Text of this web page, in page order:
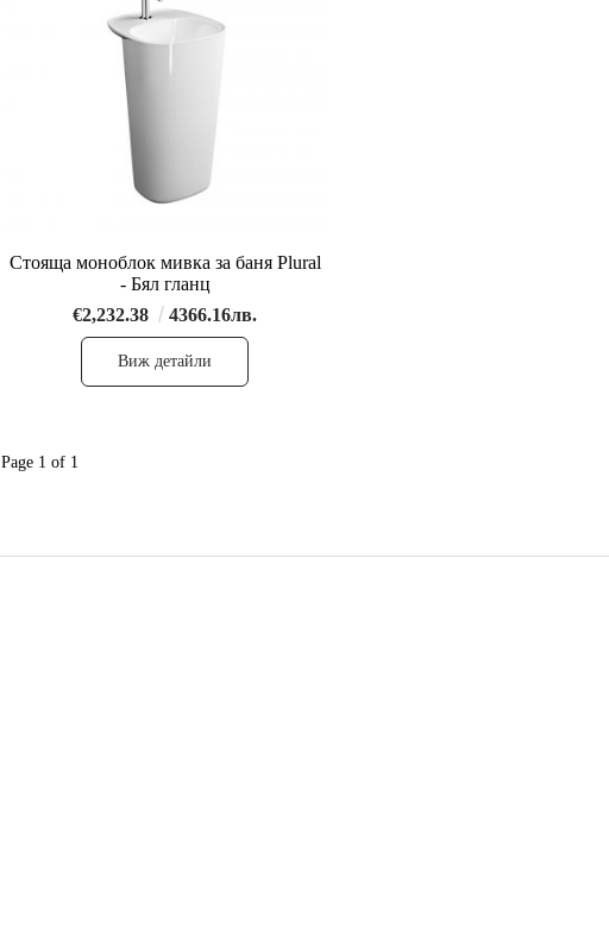
Стояща моноблок мивка за баня Plural
- Бял гланц
€2,232.38
4366.16лв.
Виж детайли
Page 1 of 1